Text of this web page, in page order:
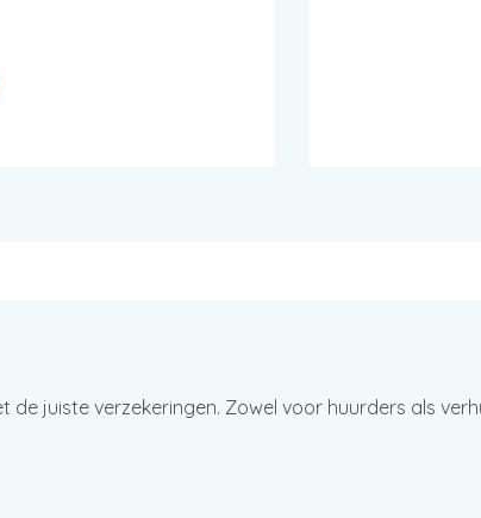
de juiste verzekeringen. Zowel voor huurders als